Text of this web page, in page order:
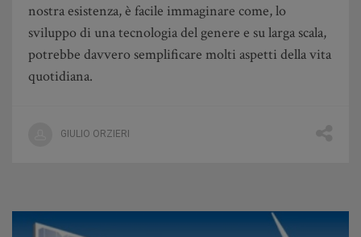
nostra esistenza, è facile immaginare come, lo
sviluppo di una tecnologia del genere e su larga scala,
potrebbe davvero semplificare molti aspetti della vita
quotidiana.
GIULIO ORZIERI